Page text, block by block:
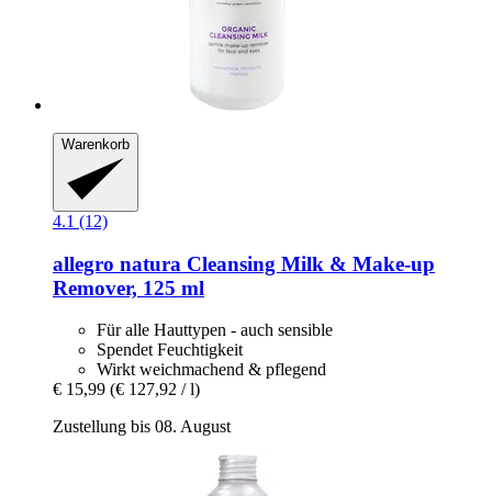
Warenkorb
4.1 (12)
allegro natura Cleansing Milk & Make-​up
Remover, 125 ml
Für alle Hauttypen - auch sensible
Spendet Feuchtigkeit
Wirkt weichmachend & pflegend
€ 15,99 (€ 127,92 / l)
Zustellung bis 08. August